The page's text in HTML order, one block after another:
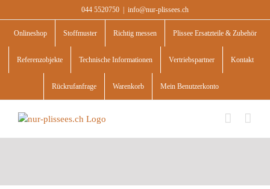
to
content
044 5520750 info@nur-plissees.ch
Onlineshop Stoffmuster Richtig messen Plissee Ersatzteile & Zubehör
Referenzobjekte Technische Informationen Vertriebspartner Kontakt
Rückrufanfrage Warenkorb Mein Benutzerkonto